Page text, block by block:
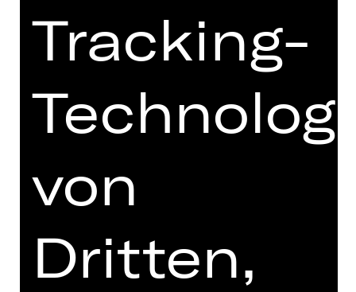
II 262,50 €
III 219,40 €
IV 157,30 €
OPER
HOL­LÄN­DER
Oper von Richard Wagner
Tracking-
von
Dritten,